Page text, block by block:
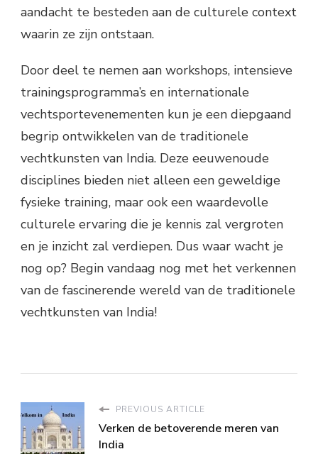
aandacht te besteden aan de culturele context
waarin ze zijn ontstaan.
Door deel te nemen aan workshops, intensieve
trainingsprogramma’s en internationale
vechtsportevenementen kun je een diepgaand
begrip ontwikkelen van de traditionele
vechtkunsten van India. Deze eeuwenoude
disciplines bieden niet alleen een geweldige
fysieke training, maar ook een waardevolle
culturele ervaring die je kennis zal vergroten
en je inzicht zal verdiepen. Dus waar wacht je
nog op? Begin vandaag nog met het verkennen
van de fascinerende wereld van de traditionele
vechtkunsten van India!
PREVIOUS ARTICLE
Verken de betoverende meren van
India